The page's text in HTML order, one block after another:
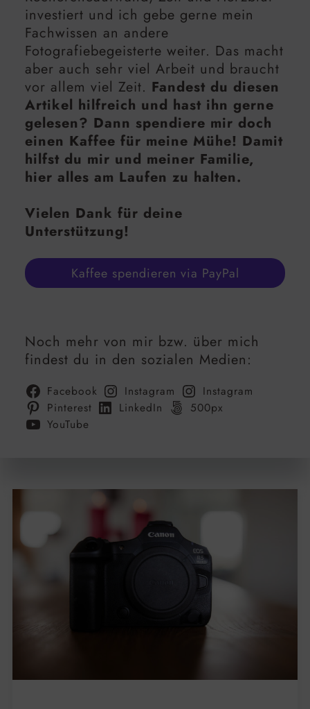
investiert und ich gebe gerne mein
Fachwissen an andere
Fotografiebegeisterte weiter. Das macht
aber auch sehr viel Arbeit und braucht
vor allem viel Zeit. Fandest du diesen
Artikel hilfreich und hast ihn gerne
gelesen? Dann spendiere mir doch
einen Kaffee für meine Mühe! Damit
hilfst du mir und meiner Familie,
hier alles am Laufen zu halten.
Vielen Dank für deine
Unterstützung!
Kaffee spendieren via PayPal
Noch mehr von mir bzw. über mich
findest du in den sozialen Medien:
Facebook Instagram
Instagram
Pinterest
LinkedIn
500px
YouTube